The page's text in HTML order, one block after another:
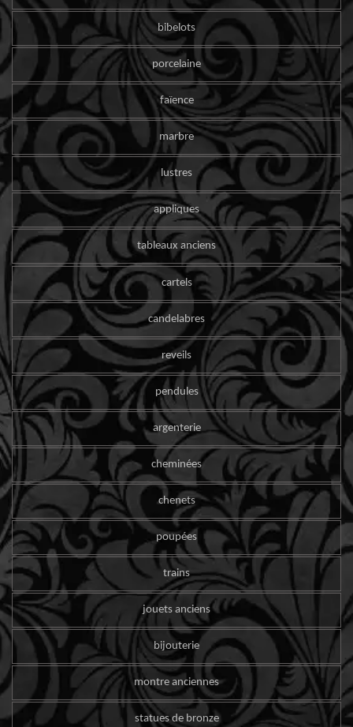
bibelots
porcelaine
faïence
marbre
lustres
appliques
tableaux anciens
cartels
candelabres
reveils
pendules
argenterie
cheminées
chenets
poupées
trains
jouets anciens
bijouterie
montre anciennes
statues de bronze